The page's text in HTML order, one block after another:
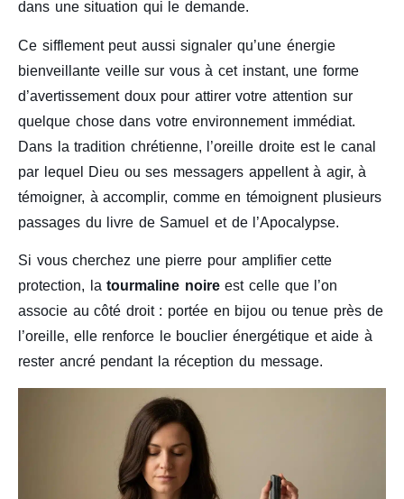
dans une situation qui le demande.
Ce sifflement peut aussi signaler qu’une énergie
bienveillante veille sur vous à cet instant, une forme
d’avertissement doux pour attirer votre attention sur
quelque chose dans votre environnement immédiat.
Dans la tradition chrétienne, l’oreille droite est le canal
par lequel Dieu ou ses messagers appellent à agir, à
témoigner, à accomplir, comme en témoignent plusieurs
passages du livre de Samuel et de l’Apocalypse.
Si vous cherchez une pierre pour amplifier cette
protection, latourmaline noireest celle que l’on
associe au côté droit : portée en bijou ou tenue près de
l’oreille, elle renforce le bouclier énergétique et aide à
rester ancré pendant la réception du message.